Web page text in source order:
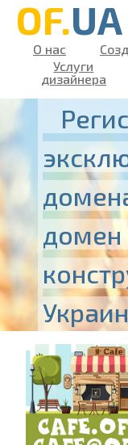
OF.UA
О нас
Услуги
дизайнера
домен